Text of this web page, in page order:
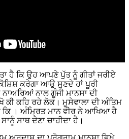
ਹੈ ਕਿ ਉਹ ਆਪਣੇ ਪੁੱਤ ਨੂੰ ਗੀਤਾਂ ਜਰੀਏ
ਕਰੇਗਾ ਆਉ ਸੁਣਦੇ ਹਾਂ ਪੂਰੀ
ਨਾਲ ਗੂੰਜੀ ਮਾਨਸਾ ਦੀ
ਕੀ ਕਹਿ ਰਹੇ ਲੋਕ। ਮੂਸੇਵਾਲਾ ਦੀ ਅੰਤਿਮ
। ਅੰਮ੍ਰਿਤ ਮਾਨ ਵੀਰ ਨੇ ਆਖਿਆ ਹੈ
ਸਾਥ ਦੇਣਾ ਚਾਹੀਦਾ ਹੈ।